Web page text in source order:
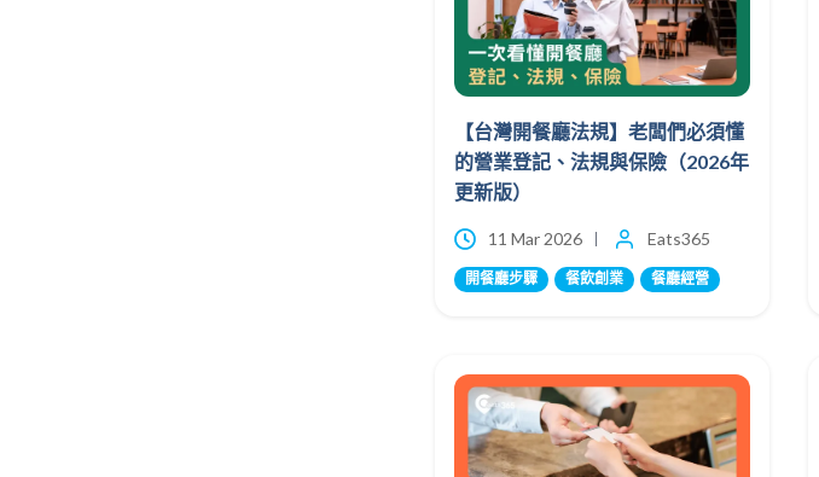
【台灣開餐廳法規】老闆們必須懂
的營業登記、法規與保險（2026年
更新版）
11 Mar 2026 Eats365
開餐廳步驟 餐飲創業 餐廳經營